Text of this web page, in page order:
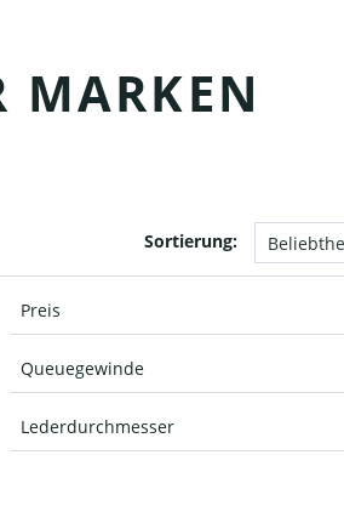
MARKEN
Sortierung:
Preis
von59,00 €bis189,00 €
Queuegewinde
Radial
Lederdurchmesser